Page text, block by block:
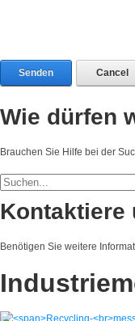
Senden Cancel
Wie dürfen
Brauchen Sie Hilfe bei der
Kontaktiere
Benötigen Sie weitere